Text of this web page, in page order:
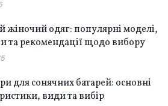
жіночий одяг: популярні моделі,
та рекомендації щодо вибору
для сонячних батарей: основні
види та вибір